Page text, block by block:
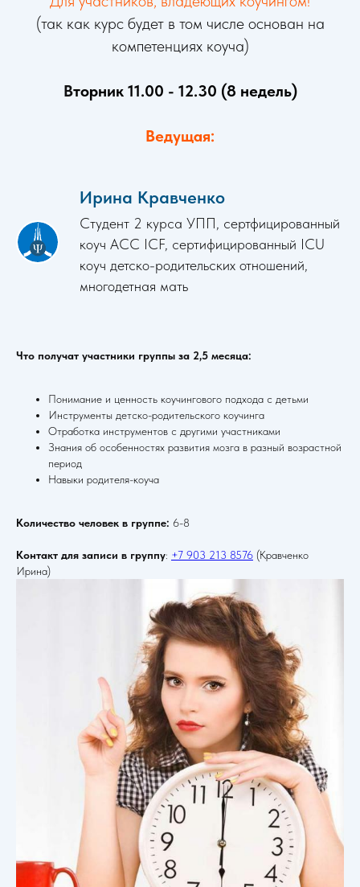
(так как курс будет в том числе основан на
компетенциях коуча)
Вторник 11.00 - 12.30 (8 недель)
Ведущая:
Ирина Кравченко
Студент 2 курса УПП, сертфицированный
коуч ACC ICF, сертифицированный ICU
коуч детско-родительских отношений,
многодетная мать
Что получат участники группы за 2,5 месяца:
Понимание и ценность коучингового подхода с детьми
Инструменты детско-родительского коучинга
Отработка инструментов с другими участниками
Знания об особенностях развития мозга в разный возрастной
период
Навыки родителя-коуча
Количество человек в группе: 6-8
Контакт для записи в группу: +7 903 213 8576 (Кравченко
Ирина)